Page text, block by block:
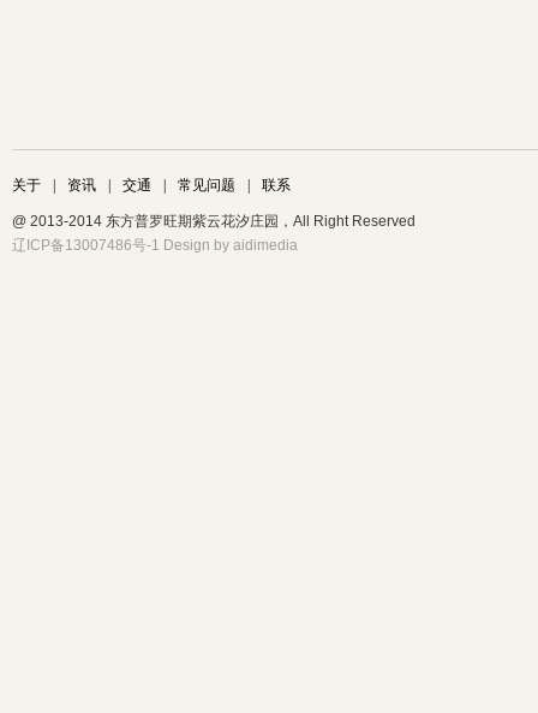
关于 资讯 交通 常见问题 联系
@ 2013-2014 东方普罗旺期紫云花汐庄园，All Right Reserved
辽ICP备13007486号-1 Design by aidimedia